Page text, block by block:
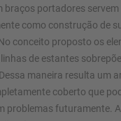
braços portadores servem
como construção de
conceito proposto os
de estantes
maneira resulta um
coberto que
problemas futuramente.